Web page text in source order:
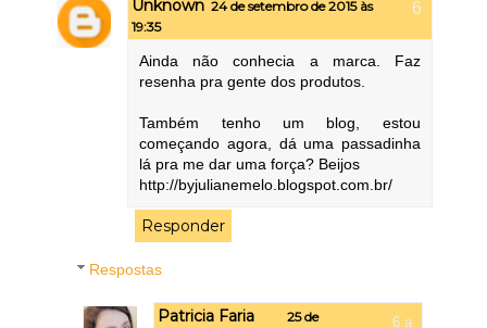
Unknown 24 de setembro de 2015 às
19:35
Ainda não conhecia a marca. Faz
resenha pra gente dos produtos.
Também tenho um blog, estou
começando agora, dá uma passadinha
lá pra me dar uma força? Beijos
http://byjulianemelo.blogspot.com.br/
Responder
Respostas
Patricia Faria
25 de